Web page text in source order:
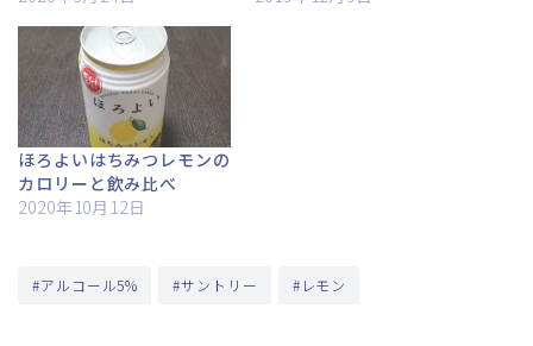
ほろよいはちみつレモンの
カロリーと飲み比べ
2020年10月12日
#アルコール5% #サントリー #レモン